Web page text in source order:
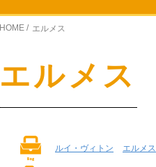
HOME / エルメス
エルメス
ルイ・ヴィトン エルメス